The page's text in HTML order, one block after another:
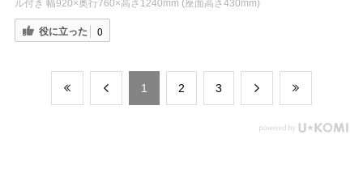
ル付き 幅920×奥行760×高さ1240mm (座面高さ430mm)
役に立った 0
​1 ​2 ​3